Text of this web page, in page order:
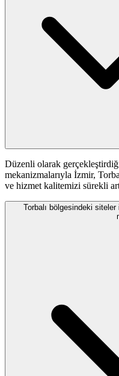
Düzenli olarak
mekanizmalarıyla İzmir,
ve hizmet kalitemizi sürekli
Torbalı bölgesindeki